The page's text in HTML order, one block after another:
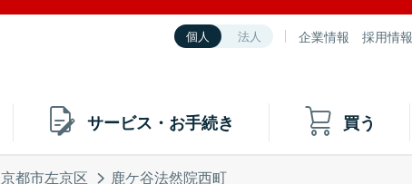
個人 法人 企業情報 採用情報
サービス・お手続き 買う
京都市左京区 鹿ケ谷法然院西町